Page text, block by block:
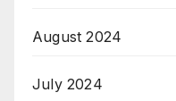
August 2024
July 2024